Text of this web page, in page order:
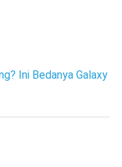
Ini Bedanya Galaxy